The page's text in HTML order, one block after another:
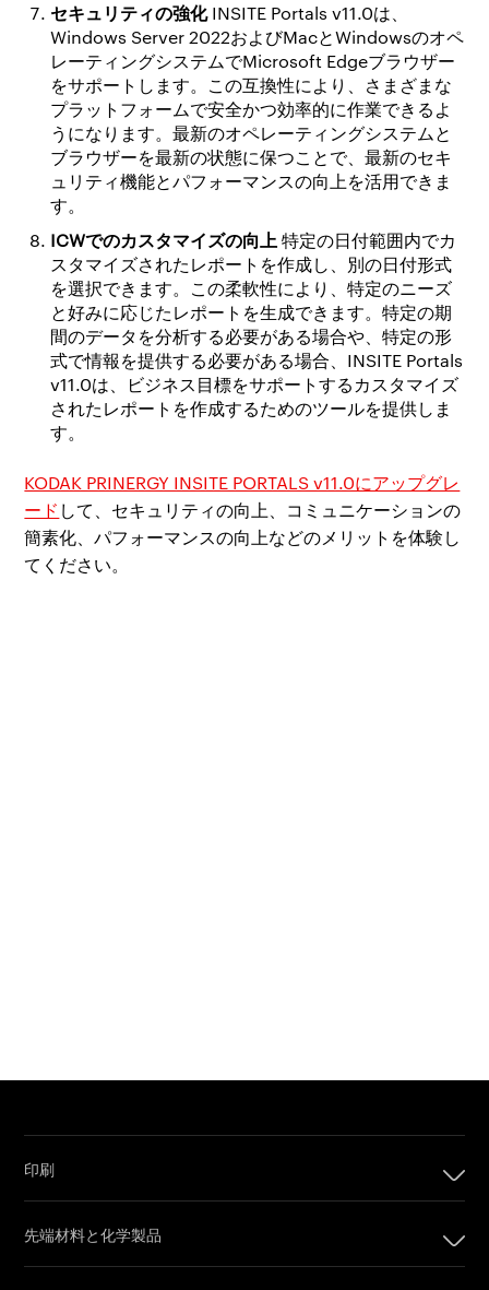
セキュリティの強化INSITE Portals v11.0は、
Windows Server 2022およびMacとWindowsのオペ
レーティングシステムでMicrosoft Edgeブラウザー
をサポートします。この互換性により、さまざまな
プラットフォームで安全かつ効率的に作業できるよ
うになります。最新のオペレーティングシステムと
ブラウザーを最新の状態に保つことで、最新のセキ
ュリティ機能とパフォーマンスの向上を活用できま
す。
ICWでのカスタマイズの向上 特定の日付範囲内でカ
スタマイズされたレポートを作成し、別の日付形式
を選択できます。この柔軟性により、特定のニーズ
と好みに応じたレポートを生成できます。特定の期
間のデータを分析する必要がある場合や、特定の形
式で情報を提供する必要がある場合、INSITE Portals
v11.0は、ビジネス目標をサポートするカスタマイズ
されたレポートを作成するためのツールを提供しま
す。
KODAK PRINERGY INSITE PORTALS v11.0にアップグレ
ード して、セキュリティの向上、コミュニケーションの
簡素化、パフォーマンスの向上などのメリットを体験し
てください。
印刷
デジタル印刷製品
先端材料と化学製品